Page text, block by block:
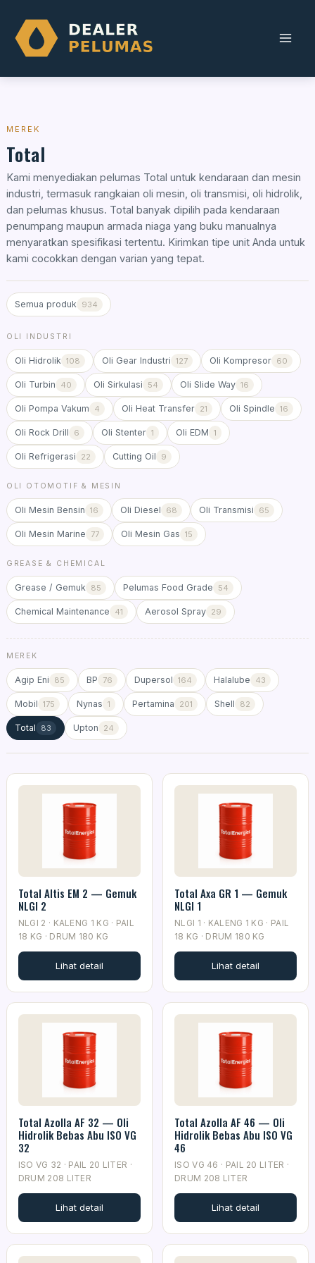
content
MEREK
Total
Kami menyediakan pelumas Total untuk kendaraan dan mesin
industri, termasuk rangkaian oli mesin, oli transmisi, oli hidrolik,
dan pelumas khusus. Total banyak dipilih pada kendaraan
penumpang maupun armada niaga yang buku manualnya
menyaratkan spesifikasi tertentu. Kirimkan tipe unit Anda untuk
kami cocokkan dengan varian yang tepat.
Semua produk 934
OLI INDUSTRI
Oli Hidrolik 108 Oli Gear Industri 127 Oli Kompresor 60
Oli Turbin 40 Oli Sirkulasi 54 Oli Slide Way 16
Oli Pompa Vakum 4 Oli Heat Transfer 21 Oli Spindle 16
Oli Rock Drill 6 Oli Stenter 1 Oli EDM 1
Oli Refrigerasi 22 Cutting Oil 9
OLI OTOMOTIF & MESIN
Oli Mesin Bensin 16 Oli Diesel 68 Oli Transmisi 65
Oli Mesin Marine 77 Oli Mesin Gas 15
GREASE & CHEMICAL
Grease / Gemuk 85 Pelumas Food Grade 54
Chemical Maintenance 41 Aerosol Spray 29
MEREK
Agip Eni 85 BP 76 Dupersol 164 Halalube 43
Mobil 175 Nynas 1 Pertamina 201 Shell 82
Total 83 Upton 24
Total Altis EM 2 — Gemuk
NLGI 2
NLGI 2 · KALENG 1 KG · PAIL
18 KG · DRUM 180 KG
Lihat detail
Total Axa GR 1 — Gemuk
NLGI 1
NLGI 1 · KALENG 1 KG · PAIL
18 KG · DRUM 180 KG
Lihat detail
Total Azolla AF 32 — Oli
Hidrolik Bebas Abu ISO VG
32
ISO VG 32 · PAIL 20 LITER ·
DRUM 208 LITER
Lihat detail
Total Azolla AF 46 — Oli
Hidrolik Bebas Abu ISO VG
46
ISO VG 46 · PAIL 20 LITER ·
DRUM 208 LITER
Lihat detail